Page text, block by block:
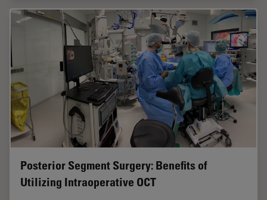
Posterior Segment Surgery: Benefits of
Utilizing Intraoperative OCT